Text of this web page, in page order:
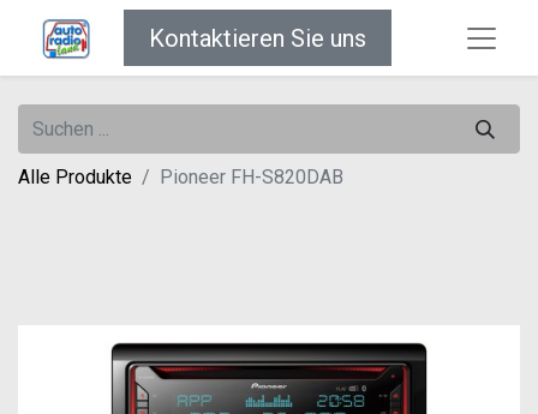
Kontaktieren Sie uns
Alle Produkte Pioneer FH-S820DAB